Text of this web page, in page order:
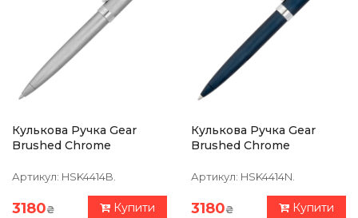
Кулькова Ручка Gear
Brushed Chrome
Артикул: HSK4414B.
3180₴ Купити
Кулькова Ручка Gear
Brushed Chrome
Артикул: HSK4414N.
3180₴ Купити